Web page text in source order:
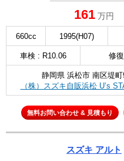
161 万円
660cc 1995(H07)
車検 : R10.06 修
静岡県 浜松市 南区堤町
（株）スズキ自販浜松 U’s
無料お問い合わせ & 見積もり
スズキ アルト